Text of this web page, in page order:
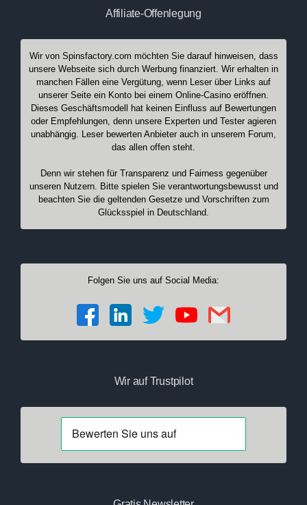
Affiliate-Offenlegung
Wir von Spinsfactory.com möchten Sie darauf hinweisen, dass
unsere Webseite sich durch Werbung finanziert. Wir erhalten in
manchen Fällen eine Vergütung, wenn Leser über Links auf
unserer Seite ein Konto bei einem Online-Casino eröffnen.
Dieses Geschäftsmodell hat keinen Einfluss auf Bewertungen
oder Empfehlungen, denn unsere Experten und Tester agieren
unabhängig. Leser bewerten Anbieter auch in unserem Forum,
das allen offen steht.
Denn wir stehen für Transparenz und Fairness gegenüber
unseren Nutzern. Bitte spielen Sie verantwortungsbewusst und
beachten Sie die geltenden Gesetze und Vorschriften zum
Glücksspiel in Deutschland.
Folgen Sie uns auf Social Media:
Wir auf Trustpilot